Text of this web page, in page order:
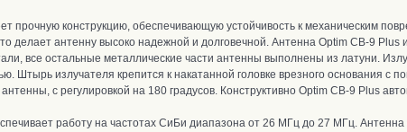
прочную конструкцию, обеспечивающую устойчивость к механическим
делает антенну высоко надежной и долговечной. Антенна Optim CB-9 Plus и
все остальные металлические части антенны выполнены из латуни. И
Штырь излучателя крепится к накатанной головке врезного основания с
с регулировкой на 180 градусов. Конструктивно Optim CB-9 Plus
работу на частотах СиБи диапазона от 26 МГц до 27 МГц. Антенна